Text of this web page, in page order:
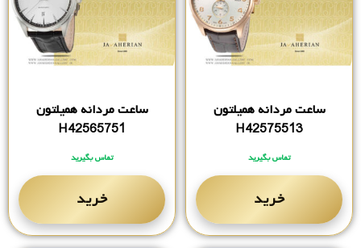
ساعت مردانه همیلتون
H42575513
تماس بگیرید
خرید
ساعت مردانه همیلتون
H42565751
تماس بگیرید
خرید